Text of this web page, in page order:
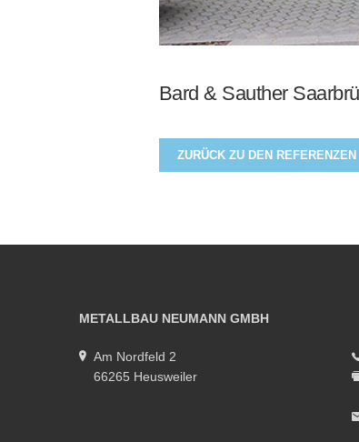
Bard & Sauther
ZURÜCK ZU DEN REFERENZEN
METALLBAU NEUMANN GMBH
Am Nordfeld 2
66265 Heusweiler